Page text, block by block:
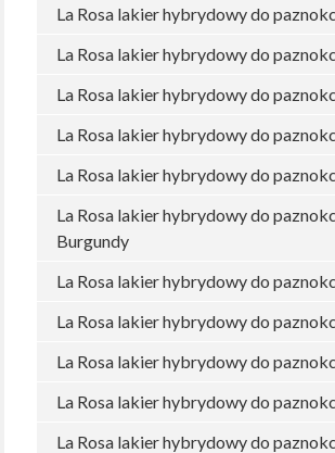
La Rosa lakier hybrydowy do
La Rosa lakier hybrydowy do
La Rosa lakier hybrydowy do
La Rosa lakier hybrydowy do
La Rosa lakier hybrydowy do
La Rosa lakier hybrydowy do
Burgundy
La Rosa lakier hybrydowy do
La Rosa lakier hybrydowy do
La Rosa lakier hybrydowy do
La Rosa lakier hybrydowy do
La Rosa lakier hybrydowy do